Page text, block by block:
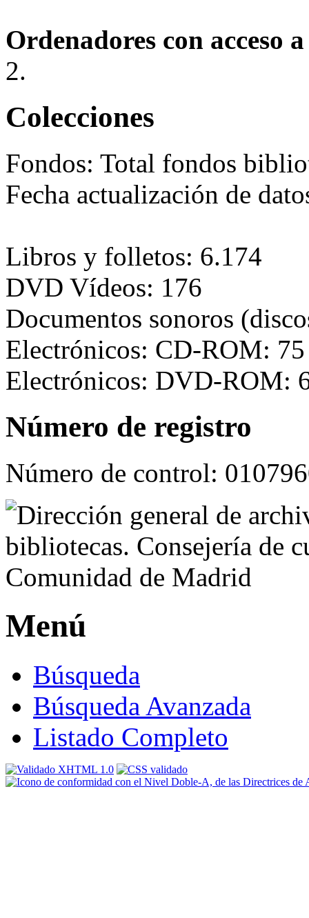
Ordenadores con acceso
2.
Colecciones
Fondos: Total fondos
Fecha actualización de
Libros y folletos: 6.174
DVD Vídeos: 176
Documentos sonoros
Electrónicos: CD-ROM: 75
Electrónicos: DVD-ROM:
Número de registro
Número de control:
Menú
Búsqueda
Búsqueda Avanzada
Listado Completo